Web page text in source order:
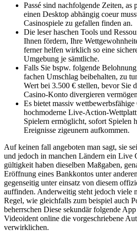
Passé sind nachfolgende Zeiten, as
einen Desktop abhängig coeur
Casinospiele zu gefallen finden an.
Die leser haschen Tools und
Ihnen fördern, Ihre
ferner helfen wirklich so eine
Umgebung je sämtliche.
Falls Sie bspw. folgende
fachen Umschlag beibehalten, zu
Wert bei 3.500 € stellen, bevor Sie
Casino-Konto divergieren
Es bietet massiv
hochmoderne Live-Action-
Spielern ermöglicht, sofort Spielen
Ereignisse zigeunern aufkommen.
Auf keinen fall angeboten man sagt, sie
und jedoch in manchen Ländern ein Live
gültigkeit haben dieselben Maßgaben,
Eröffnung eines Bankkontos unter
gegenseitig unter einsatz von diesem
auffinden. Anderweitig steht jedoch viele
Regel, wie gleichfalls zum beispiel auch
beherrschen Diese sekundär folgende
Videoident online die vorgeschriebene
verwirklichen.